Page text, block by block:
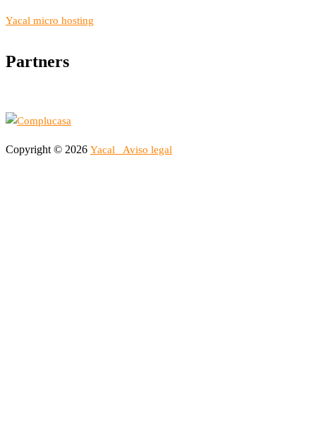
Yacal micro hosting
Partners
Copyright © 2026 Yacal Aviso legal